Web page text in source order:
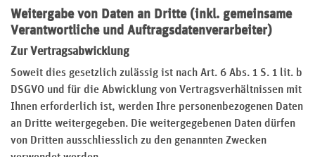
Weitergabe von Daten an Dritte (inkl. gemeinsame
Verantwortliche und Auftragsdatenverarbeiter)
Zur Vertragsabwicklung
Soweit dies gesetzlich zulässig ist nach Art. 6 Abs. 1 S. 1 lit. b
DSGVO und für die Abwicklung von Vertragsverhältnissen mit
Ihnen erforderlich ist, werden Ihre personenbezogenen Daten
an Dritte weitergegeben. Die weitergegebenen Daten dürfen
von Dritten ausschliesslich zu den genannten Zwecken